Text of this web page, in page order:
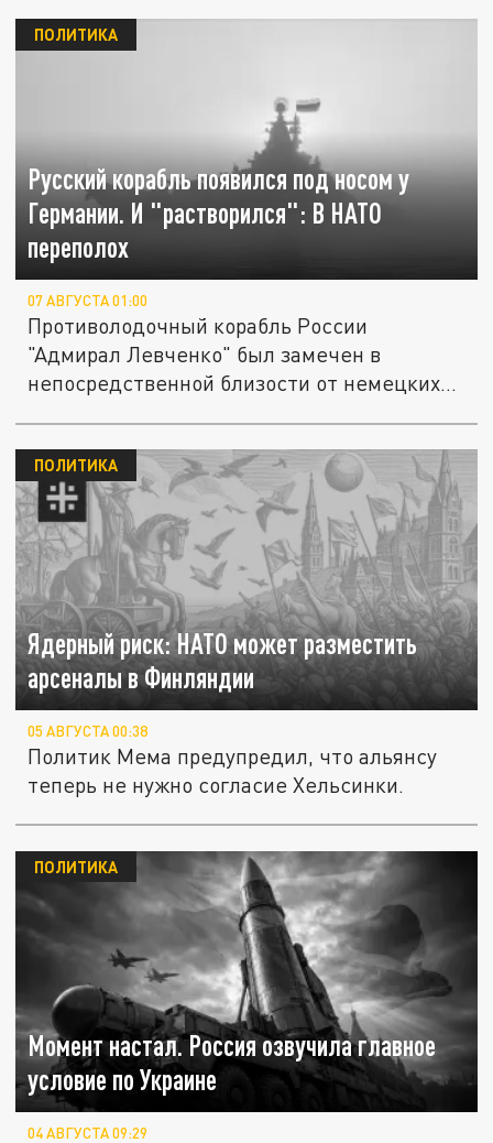
Русский корабль появился под носом у
Германии. И "растворился": В НАТО
переполох
ПОЛИТИКА
07 АВГУСТА 01:00
Противолодочный корабль России
"Адмирал Левченко" был замечен в
непосредственной близости от немецких
Ядерный риск: НАТО может разместить
арсеналы в Финляндии
ПОЛИТИКА
05 АВГУСТА 00:38
Политик Мема предупредил, что альянсу
теперь не нужно согласие Хельсинки.
Момент настал. Россия озвучила главное
условие по Украине
ПОЛИТИКА
04 АВГУСТА 09:29